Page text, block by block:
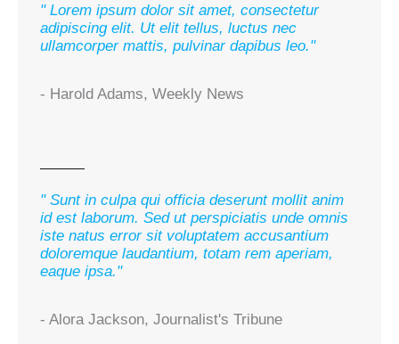
" Lorem ipsum dolor sit amet, consectetur
adipiscing elit. Ut elit tellus, luctus nec
ullamcorper mattis, pulvinar dapibus leo."
- Harold Adams, Weekly News
" Sunt in culpa qui officia deserunt mollit anim
id est laborum. Sed ut perspiciatis unde omnis
iste natus error sit voluptatem accusantium
doloremque laudantium, totam rem aperiam,
eaque ipsa."
- Alora Jackson, Journalist's Tribune